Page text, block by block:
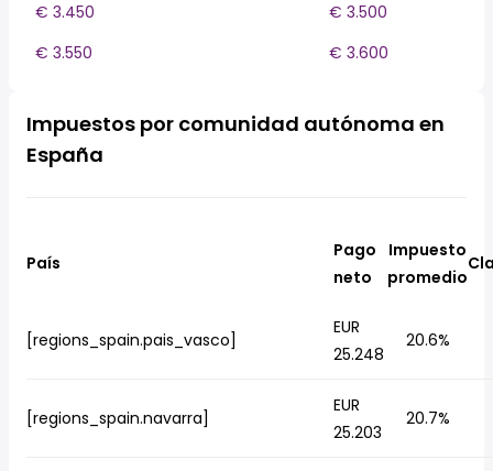
€ 3.450
€ 3.500
€ 3.550
€ 3.600
Impuestos por comunidad autónoma en
España
País
Pago
neto
Impuesto
promedio
[regions_spain.pais_vasco]
EUR
25.248
20.6%
[regions_spain.navarra]
EUR
25.203
20.7%